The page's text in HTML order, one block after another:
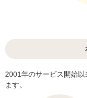
2001年のサービス開始
ます。